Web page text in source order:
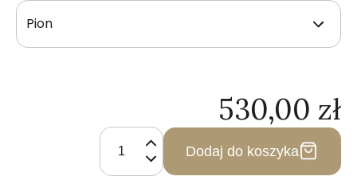
ilość
Lustro
Prostokątne
w
Dodaj do koszyka
530,00 zł